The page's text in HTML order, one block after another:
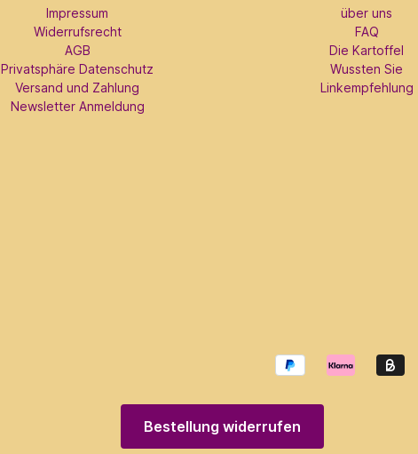
Impressum
Widerrufsrecht
AGB
Privatsphäre Datenschutz
Versand und Zahlung
Newsletter Anmeldung
über uns
FAQ
Die Kartoffel
Wussten Sie
Linkempfehlung
Bestellung widerrufen